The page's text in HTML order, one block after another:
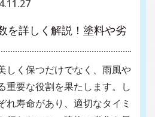
を詳しく解説！塗料や劣
しく保つだけでなく、雨風や
重要な役割を果たします。し
れ寿命があり、適切なタイミ